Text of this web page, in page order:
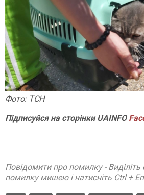
Фото: ТСН
Підписуйся на сторінки UAINFO
Повідомити про помилку -
помилку мишею і натисніть Ctrl +